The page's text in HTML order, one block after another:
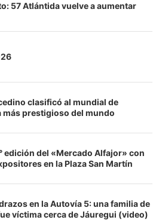
57 Atlántida vuelve a aumentar
clasificó al mundial de
prestigioso del mundo
edición del «Mercado Alfajor» con
en la Plaza San Martín
en la Autovía 5: una familia de
víctima cerca de Jáuregui (video)